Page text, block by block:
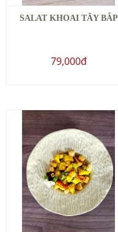
SALAT KHOAI TÂY BẮP
79,000đ